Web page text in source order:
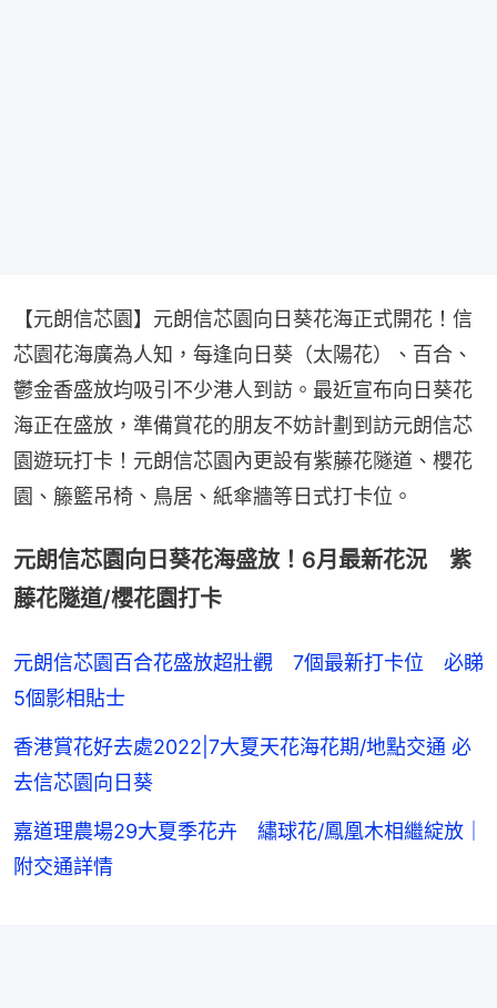
【元朗信芯園】元朗信芯園向日葵花海正式開花！信
芯園花海廣為人知，每逢向日葵（太陽花）、百合、
鬱金香盛放均吸引不少港人到訪。最近宣布向日葵花
海正在盛放，準備賞花的朋友不妨計劃到訪元朗信芯
園遊玩打卡！元朗信芯園內更設有紫藤花隧道、櫻花
園、籐籃吊椅、鳥居、紙傘牆等日式打卡位。
元朗信芯園向日葵花海盛放！6月最新花況 紫
藤花隧道/櫻花園打卡
元朗信芯園百合花盛放超壯觀 7個最新打卡位 必睇
5個影相貼士
香港賞花好去處2022|7大夏天花海花期/地點交通 必
去信芯園向日葵
嘉道理農場29大夏季花卉 繡球花/鳳凰木相繼綻放｜
附交通詳情